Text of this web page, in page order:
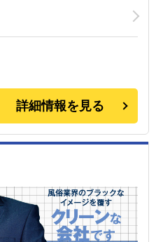
詳細情報を見る